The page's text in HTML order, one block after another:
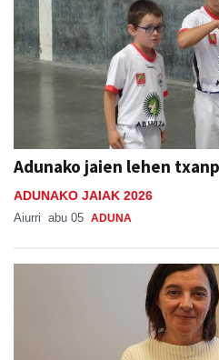
Adunako jaien lehen
ADUNAKO JAIAK 2026
Aiurri abu 05 ADUNA